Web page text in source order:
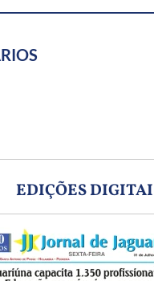
EDIÇÕES